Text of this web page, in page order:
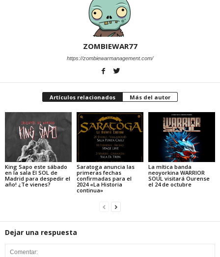
ZOMBIEWAR77
https://zombiewarmanagement.com/
Artículos relacionados Más del autor
King Sapo este sábado
en la sala El SOL de
Madrid para despedir el
año! ¿Te vienes?
Saratoga anuncia las
primeras fechas
confirmadas para el
2024 «La Historia
continua»
La mítica banda
neoyorkina WARRIOR
SOUL visitará Ourense
el 24 de octubre
Dejar una respuesta